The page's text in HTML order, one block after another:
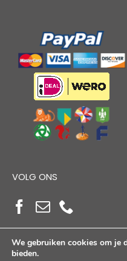
VOLG ONS
We gebruiken cookies om je
bieden.